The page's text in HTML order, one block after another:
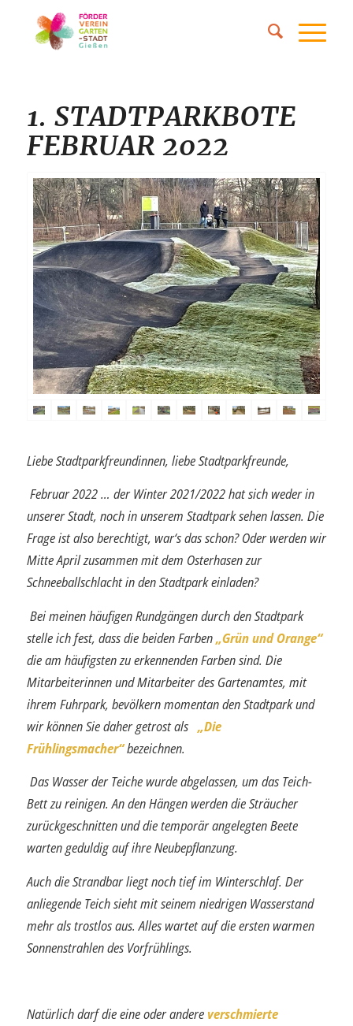
1. STADTPARKBOTE
FEBRUAR 2022
Liebe Stadtparkfreundinnen, liebe Stadtparkfreunde,
Februar 2022 … der Winter 2021/2022 hat sich weder in
unserer Stadt, noch in unserem Stadtpark sehen lassen. Die
Frage ist also berechtigt, war‘s das schon? Oder werden wir
Mitte April zusammen mit dem Osterhasen zur
Schneeballschlacht in den Stadtpark einladen?
Bei meinen häufigen Rundgängen durch den Stadtpark
stelle ich fest, dass die bei­den Farben„Grün und Orange“
die am häufigsten zu erkennenden Farben sind. Die
Mitarbeiterinnen und Mitarbeiter des Gartenamtes, mit
ihrem Fuhrpark, bevöl­kern momentan den Stadtpark und
wir können Sie daher getrost als „Die
Frühlingsmacher“bezeichnen.
Das Wasser der Teiche wurde abgelassen, um das Teich-
Bett zu reinigen. An den Hängen werden die Sträucher
zurückgeschnitten und die temporär angelegten Beete
warten geduldig auf ihre Neubepflanzung.
Auch die Strandbar liegt noch tief im Winterschlaf. Der
anliegende Teich sieht mit seinem niedrigen Wasserstand
mehr als trostlos aus. Alles wartet auf die ersten warmen
Sonnenstrahlen des Vorfrühlings.
Natürlich darf die eine oder andere verschmierte